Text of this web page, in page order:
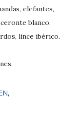
elefantes,
blanco,
lince ibérico.